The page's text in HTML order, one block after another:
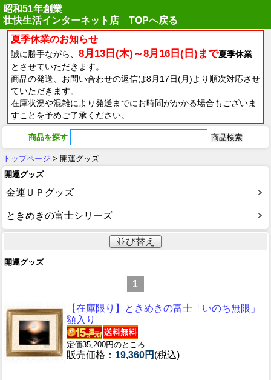
昭和51年創業
壮快生活インターネット店 TOPへ戻る
夏季休業のお知らせ
誠に勝手ながら、 8月13日(木)～8月16日(日)まで夏季休業
とさせていただきます。
商品の発送、お問い合わせの返信は8月17日(月)より順次対応させ
ていただきます。
在庫状況や混雑により発送までにお時間がかかる場合もございま
すことを予めご了承ください。
商品を探す
トップページ > 開運グッズ
開運グッズ
金運ＵＰグッズ
ときめきの富士シリーズ
並び替え
開運グッズ
1
【在庫限り】ときめきの富士「いのち無限」
額入り
定価35,200円のところ
販売価格： 19,360円 (税込)